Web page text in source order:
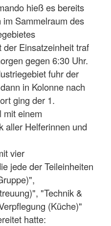
hieß es bereits
Sammelraum des
Einsatzeinheit traf
gegen 6:30 Uhr.
fuhr der
in Kolonne nach
ging der 1.
mit einem
aller Helferinnen und
vier
jede der Teileinheiten
"Technik &
(Küche)"
hatte: